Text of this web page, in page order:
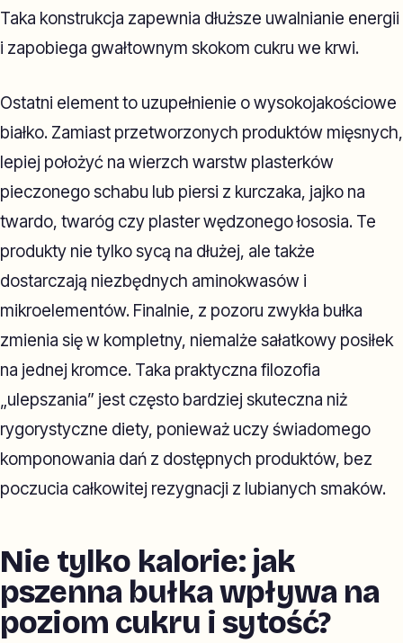
Taka konstrukcja zapewnia dłuższe uwalnianie energii
i zapobiega gwałtownym skokom cukru we krwi.
Ostatni element to uzupełnienie o wysokojakościowe
białko. Zamiast przetworzonych produktów mięsnych,
lepiej położyć na wierzch warstw plasterków
pieczonego schabu lub piersi z kurczaka, jajko na
twardo, twaróg czy plaster wędzonego łososia. Te
produkty nie tylko sycą na dłużej, ale także
dostarczają niezbędnych aminokwasów i
mikroelementów. Finalnie, z pozoru zwykła bułka
zmienia się w kompletny, niemalże sałatkowy posiłek
na jednej kromce. Taka praktyczna filozofia
„ulepszania” jest często bardziej skuteczna niż
rygorystyczne diety, ponieważ uczy świadomego
komponowania dań z dostępnych produktów, bez
poczucia całkowitej rezygnacji z lubianych smaków.
Nie tylko kalorie: jak
pszenna bułka wpływa na
poziom cukru i sytość?